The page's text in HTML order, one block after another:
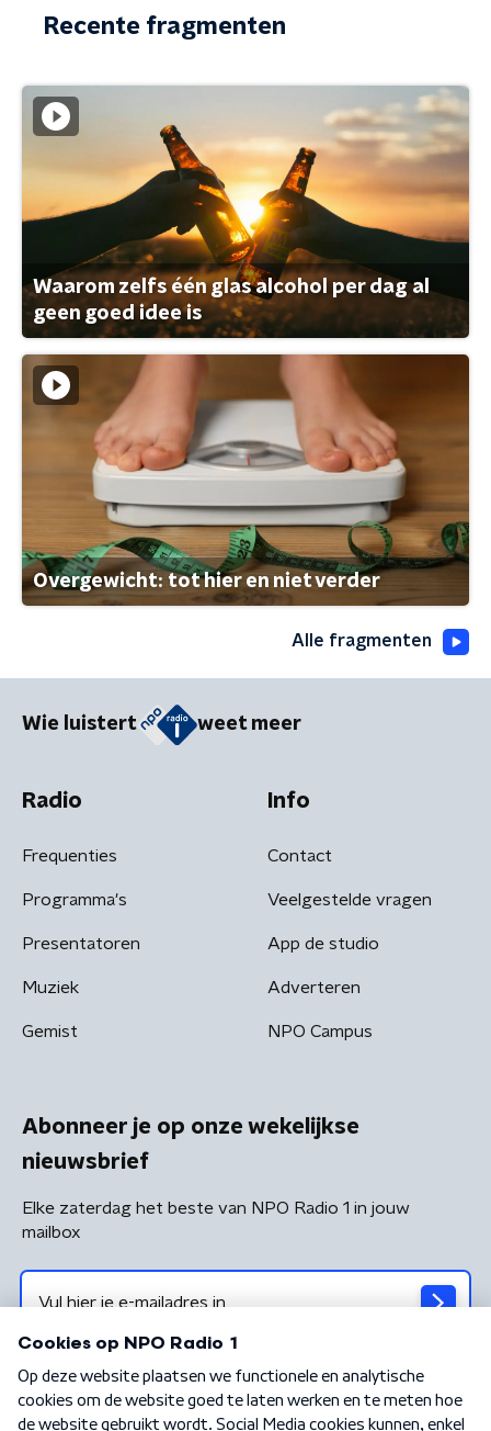
Recente fragmenten
Waarom zelfs één glas alcohol per dag al
geen goed idee is
Overgewicht: tot hier en niet verder
Alle fragmenten
Wie luistert weet meer
Radio
Frequenties
Programma's
Presentatoren
Muziek
Gemist
Info
Contact
Veelgestelde vragen
App de studio
Adverteren
NPO Campus
Abonneer je op onze wekelijkse
nieuwsbrief
Elke zaterdag het beste van NPO Radio 1 in jouw
mailbox